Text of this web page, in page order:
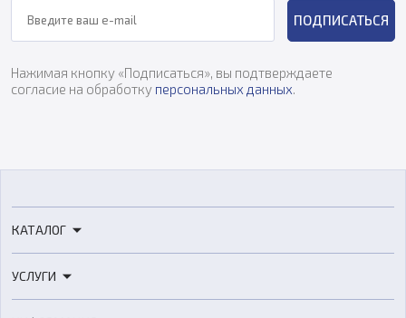
ПОДПИСАТЬСЯ
Нажимая кнопку «Подписаться», вы подтверждаете
согласие на обработку персональных данных.
КАТАЛОГ
3D-сканеры
УСЛУГИ